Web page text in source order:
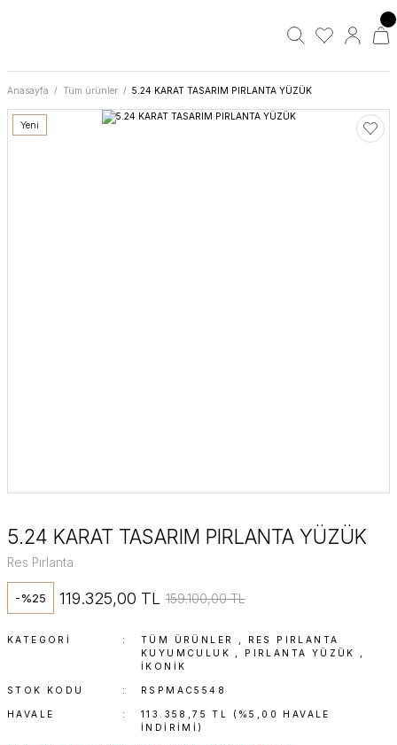
Anasayfa Tüm ürünler 5.24 KARAT TASARIM PIRLANTA YÜZÜK
Yeni
5.24 KARAT TASARIM PIRLANTA YÜZÜK
Res Pırlanta
-%25 119.325,00 TL 159.100,00 TL
KATEGORI TÜM ÜRÜNLER
RES PIRLANTA
KUYUMCULUK
PIRLANTA YÜZÜK
İKONIK
STOK KODU RSPMAC5548
HAVALE
113.358,75 TL (%5,00 HAVALE
INDIRIMI)